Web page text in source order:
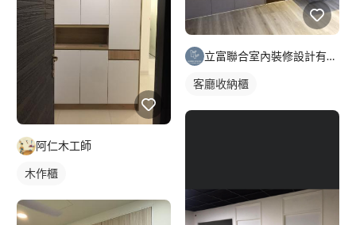
阿仁木工師
木作櫃
立富聯合室內裝修設計有限公司
客廳收納櫃